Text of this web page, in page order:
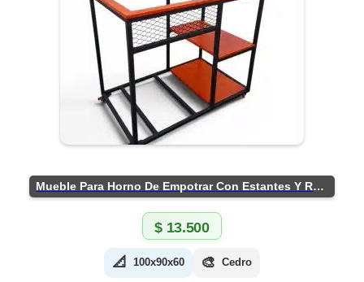
Mueble Para Horno De Empotrar Con Estantes Y Ruedas
$13.500
📐 100x90x60 🎨 Cedro